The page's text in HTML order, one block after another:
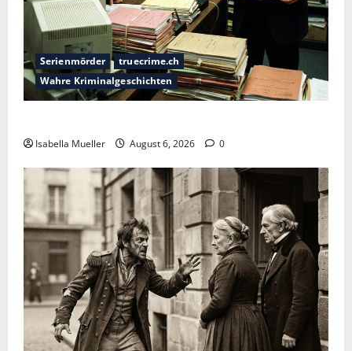
Serienmörder
truecrime.ch
Wahre Kriminalgeschichten
Isabella Mueller August 6, 2026 0